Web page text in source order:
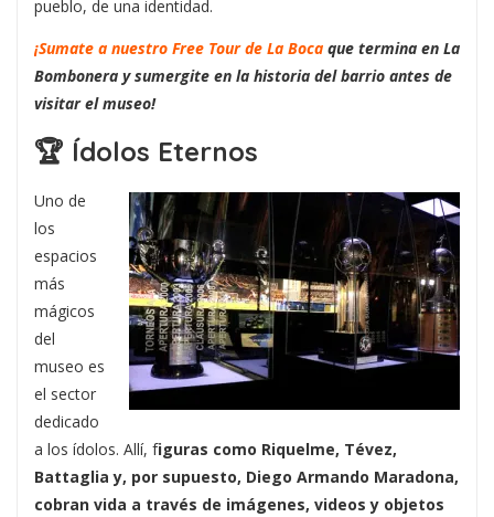
pueblo, de una identidad.
¡Sumate a nuestro Free Tour de La Boca que termina en La
Bombonera y sumergite en la historia del barrio antes de
visitar el museo!
🏆 Ídolos Eternos
Uno de
los
espacios
más
mágicos
del
museo es
el sector
dedicado
a los ídolos. Allí, figuras como Riquelme, Tévez,
Battaglia y, por supuesto, Diego Armando Maradona,
cobran vida a través de imágenes, videos y objetos